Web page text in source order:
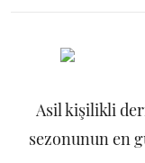
Asil kişilikli
sezonunun en